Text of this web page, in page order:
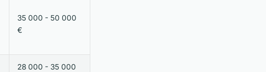
35 000 - 50 000
€
28 000 - 35 000